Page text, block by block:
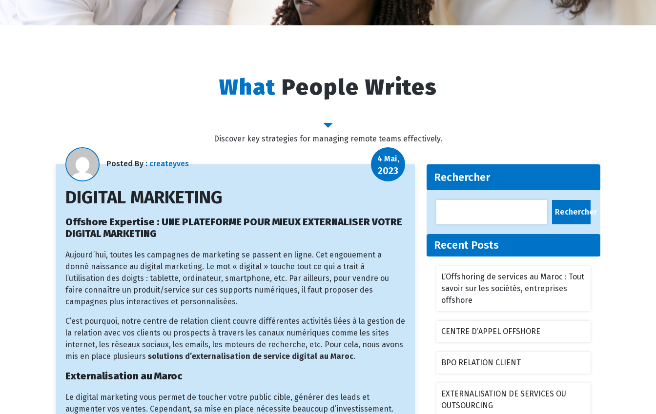
What People Writes
Discover key strategies for managing remote teams effectively.
Posted By :createyves
4 Mai,
2023
DIGITAL MARKETING
Offshore Expertise : UNE PLATEFORME POUR MIEUX EXTERNALISER VOTRE
DIGITAL MARKETING
Aujourd’hui, toutes les campagnes de marketing se passent en ligne. Cet engouement a
donné naissance au digital marketing. Le mot « digital » touche tout ce qui a trait à
l’utilisation des doigts : tablette, ordinateur, smartphone, etc. Par ailleurs, pour vendre ou
faire connaître un produit/service sur ces supports numériques, il faut proposer des
campagnes plus interactives et personnalisées.
C’est pourquoi, notre centre de relation client couvre différentes activités liées à la gestion de
la relation avec vos clients ou prospects à travers les canaux numériques comme les sites
internet, les réseaux sociaux, les emails, les moteurs de recherche, etc. Pour cela, nous avons
mis en place plusieurs solutions d’externalisation de service digital au Maroc.
Externalisation au Maroc
Le digital marketing vous permet de toucher votre public cible, générer des leads et
augmenter vos ventes. Cependant, sa mise en place nécessite beaucoup d’investissement.
Rechercher
Rechercher
Recent Posts
L’Offshoring de services au Maroc : Tout
savoir sur les sociétés, entreprises
offshore
CENTRE D’APPEL OFFSHORE
BPO RELATION CLIENT
EXTERNALISATION DE SERVICES OU
OUTSOURCING